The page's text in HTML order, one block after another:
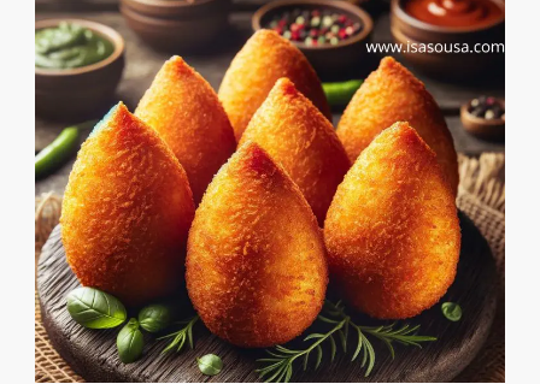
que vão facilitar sua
vida na cozinha. 🍰🥗
Quer aprender a fazer
um almoço delicioso,
um jantar especial ou
sobremesas de dar água
na boca? Nós temos
tudo o que você
precisa! Explore nosso
site e descubra técnicas